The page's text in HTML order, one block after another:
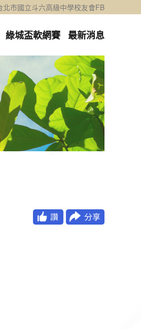
北市國立斗六高級中學校友會FB
綠城盃軟網賽 最新消息